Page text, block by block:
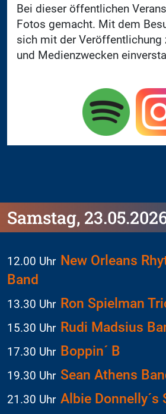
Bei dieser öffentlichen
Fotos gemacht. Mit dem
sich mit der Veröffentlichung
und Medienzwecken
Samstag,
12.00 Uhr New Orleans
Band
13.30 Uhr Ron Spielman
15.30 Uhr Rudi Madsius
17.30 Uhr Boppin´ B
19.30 Uhr Sean Athens
21.30 Uhr Albie Donnelly´s